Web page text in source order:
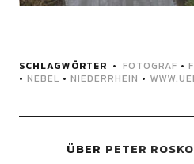
SCHLAGWÖRTER FOTOGRAF •
• NEBEL • NIEDERRHEIN •
ÜBER PETER